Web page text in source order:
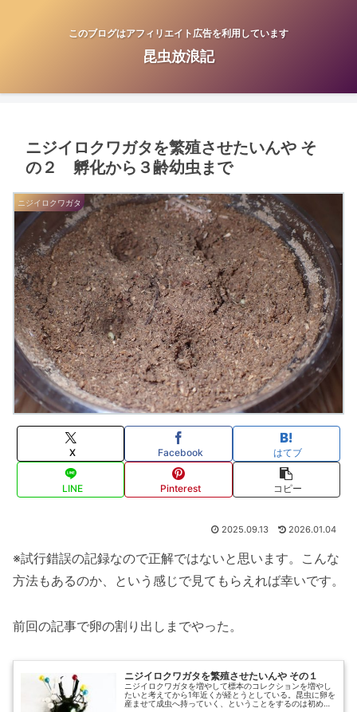
このブログはアフィリエイト広告を利用しています
昆虫放浪記
ニジイロクワガタを繁殖させたいんや そ
の２ 孵化から３齢幼虫まで
ニジイロクワガタ
X Facebook はてブ
LINE Pinterest コピー
2025.09.13 2026.01.04
※試行錯誤の記録なので正解ではないと思います。こんな
方法もあるのか、という感じで見てもらえれば幸いです。
前回の記事で卵の割り出しまでやった。
ニジイロクワガタを繁殖させたいんや その１
ニジイロクワガタを増やして標本のコレクションを増やし
たいと考えてから1年近くが経とうとしている。昆虫に卵を
産ませて成虫へ持っていく、ということをするのは初めて